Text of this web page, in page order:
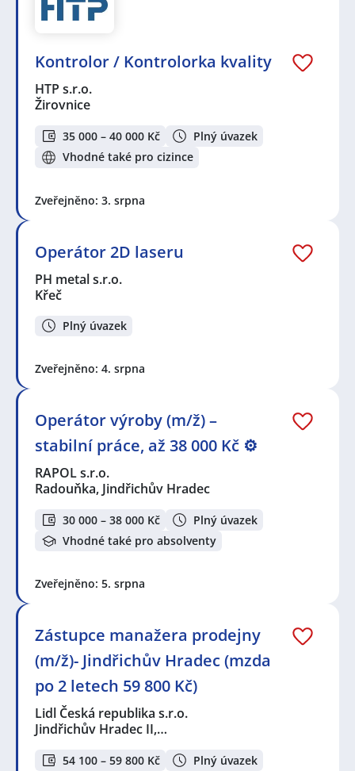
Kontrolor / Kontrolorka kvality
HTP s.r.o.
Žirovnice
35 000 – 40 000 Kč
Plný úvazek
Vhodné také pro cizince
Zveřejněno: 3. srpna
Operátor 2D laseru
PH metal s.r.o.
Křeč
Plný úvazek
Zveřejněno: 4. srpna
Operátor výroby (m/ž) –
stabilní práce, až 38 000 Kč ⚙️
RAPOL s.r.o.
Radouňka, Jindřichův Hradec
30 000 – 38 000 Kč
Plný úvazek
Vhodné také pro absolventy
Zveřejněno: 5. srpna
Zástupce manažera prodejny
(m/ž)- Jindřichův Hradec (mzda
po 2 letech 59 800 Kč)
Lidl Česká republika s.r.o.
Jindřichův Hradec II,…
54 100 – 59 800 Kč Plný úvazek